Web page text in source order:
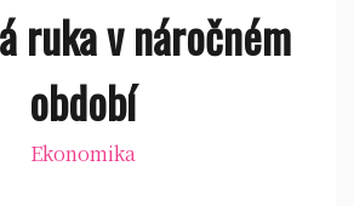
ruka v náročném
období
Ekonomika